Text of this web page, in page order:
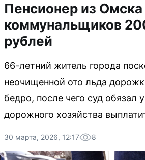
Пенсионер из
коммунальщиков
рублей
66-летний житель города
неочищенной ото льда
бедро, после чего суд обязал
дорожного хозяйства
30 марта, 2026, 12:17 8